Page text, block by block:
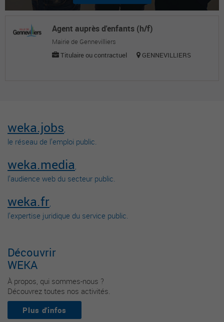
Agent auprès d'enfants (h/f)
Mairie de Gennevilliers
Titulaire ou contractuel
GENNEVILLIERS
weka.jobs,
le réseau de l’emploi public.
weka.media,
l’audience web du secteur public.
weka.fr,
l’expertise juridique du service public.
Découvrir
WEKA
À propos, qui sommes-nous ?
Découvrez toutes nos activités.
Plus d'infos